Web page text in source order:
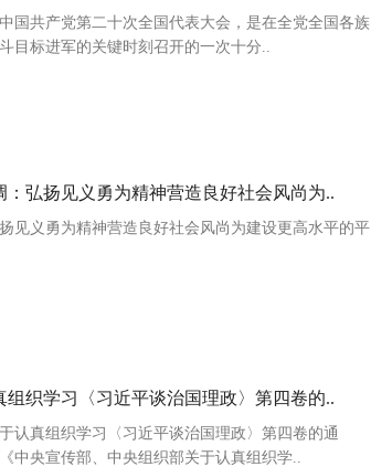
国共产党第二十次全国代表大会，是在全党全国各族
目标进军的关键时刻召开的一次十分..
弘扬见义勇为精神营造良好社会风尚为..
见义勇为精神营造良好社会风尚为建设更高水平的平
织学习〈习近平谈治国理政〉第四卷的..
认真组织学习〈习近平谈治国理政〉第四卷的通
中央宣传部、中央组织部关于认真组织学..